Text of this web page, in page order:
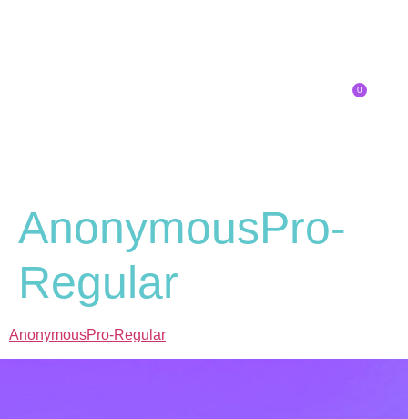
0
AnonymousPro-
Regular
AnonymousPro-Regular